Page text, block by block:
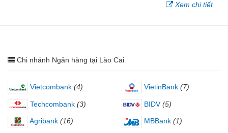
Xem chi tiết
Chi nhánh Ngân hàng tại Lào Cai
Vietcombank (4) VietinBank (7)
Techcombank (3) BIDV (5)
Agribank (16) MBBank (1)